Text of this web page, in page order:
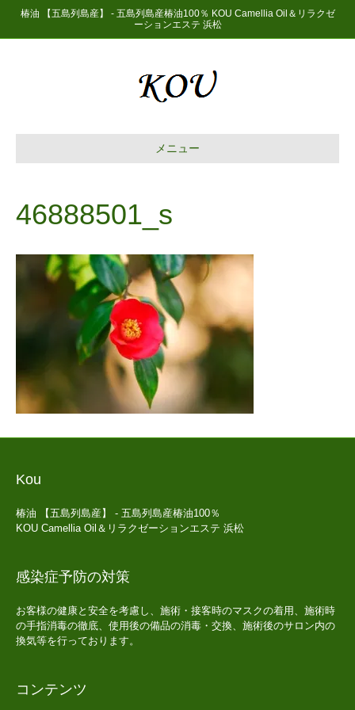
椿油 【五島列島産】 - 五島列島産椿油100％ KOU Camellia Oil＆リラクゼ
ーションエステ 浜松
メニュー
46888501_s
Kou
椿油 【五島列島産】 - 五島列島産椿油100％
KOU Camellia Oil＆リラクゼーションエステ 浜松
感染症予防の対策
お客様の健康と安全を考慮し、施術・接客時のマスクの着用、施術時
の手指消毒の徹底、使用後の備品の消毒・交換、施術後のサロン内の
換気等を行っております。
コンテンツ